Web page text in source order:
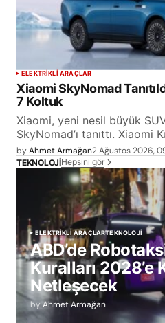
ELEKTRİKLİ ARAÇLAR
Xiaomi SkyNomad
7 Koltuk
Xiaomi, yeni nesil büyük
SkyNomad’ı tanıttı. Xiaomi
byAhmet Armağan2 Ağustos 2026,
TEKNOLOJİHepsini gör
ELEKTRİKLİ ARAÇLARTEKNOLOJİ
ABD’de
Kuralları 2028’e
Netleşecek
byAhmet Armağan